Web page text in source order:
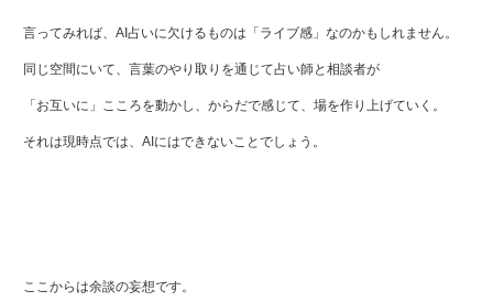
言ってみれば、AI占いに欠けるものは「ライブ感」なのかもしれません。
同じ空間にいて、言葉のやり取りを通じて占い師と相談者が
「お互いに」こころを動かし、からだで感じて、場を作り上げていく。
それは現時点では、AIにはできないことでしょう。
ここからは余談の妄想です。